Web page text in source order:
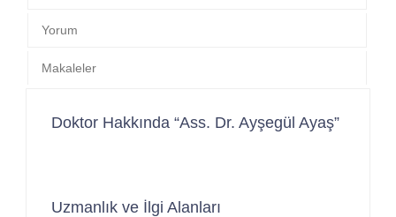
Yorum
Makaleler
Doktor Hakkında “Ass. Dr. Ayşegül Ayaş”
Uzmanlık ve İlgi Alanları